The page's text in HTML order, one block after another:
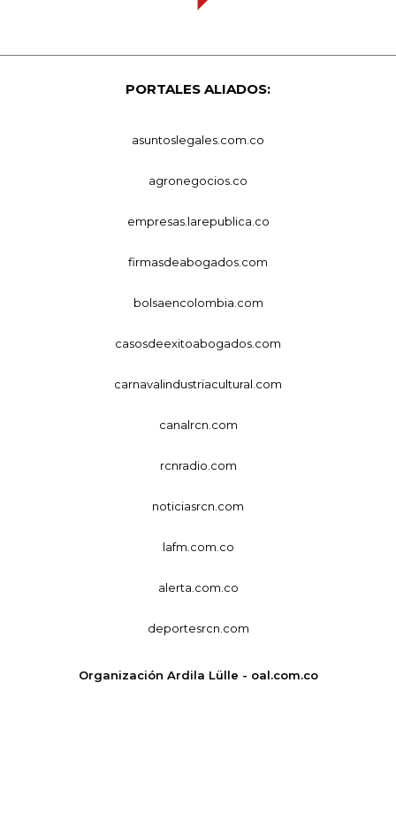
PORTALES ALIADOS:
asuntoslegales.com.co
agronegocios.co
empresas.larepublica.co
firmasdeabogados.com
bolsaencolombia.com
casosdeexitoabogados.com
carnavalindustriacultural.com
canalrcn.com
rcnradio.com
noticiasrcn.com
lafm.com.co
alerta.com.co
deportesrcn.com
Organización Ardila Lülle - oal.com.co